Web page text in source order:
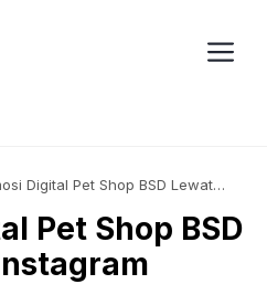
Digital Pet Shop BSD Lewat
Pet Shop BSD